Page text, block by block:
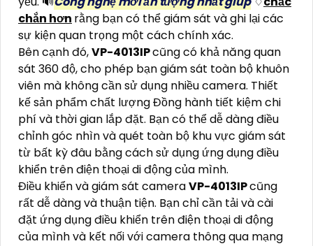
chắn hơn rằng bạn có thể giám sát và ghi lại các
sự kiện quan trọng một cách chính xác.
Bên cạnh đó,VP-4013IPcũng có khả năng quan
sát 360 độ, cho phép bạn giám sát toàn bộ khuôn
viên mà không cần sử dụng nhiều camera. Thiết
kế sản phẩm chất lượng Đồng hành tiết kiệm chi
phí và thời gian lắp đặt. Bạn có thể dễ dàng điều
chỉnh góc nhìn và quét toàn bộ khu vực giám sát
từ bất kỳ đâu bằng cách sử dụng ứng dụng điều
khiển trên điện thoại di động của mình.
Điều khiển và giám sát cameraVP-4013IPcũng
rất dễ dàng và thuận tiện. Bạn chỉ cần tải và cài
đặt ứng dụng điều khiển trên điện thoại di động
của mình và kết nối với camera thông qua mạng